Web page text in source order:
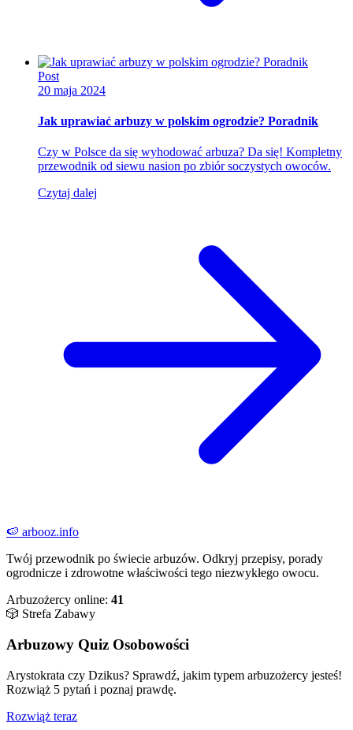
Post
20 maja 2024
Jak uprawiać arbuzy w polskim ogrodzie? Poradnik
Czy w Polsce da się wyhodować arbuza? Da się! Kompletny
przewodnik od siewu nasion po zbiór soczystych owoców.
Czytaj dalej
🍉 arbooz.info
Twój przewodnik po świecie arbuzów. Odkryj przepisy, porady
ogrodnicze i zdrowotne właściwości tego niezwykłego owocu.
Arbuzożercy online: 41
🎲 Strefa Zabawy
Arbuzowy Quiz Osobowości
Arystokrata czy Dzikus? Sprawdź, jakim typem arbuzożercy jesteś!
Rozwiąż 5 pytań i poznaj prawdę.
Rozwiąż teraz